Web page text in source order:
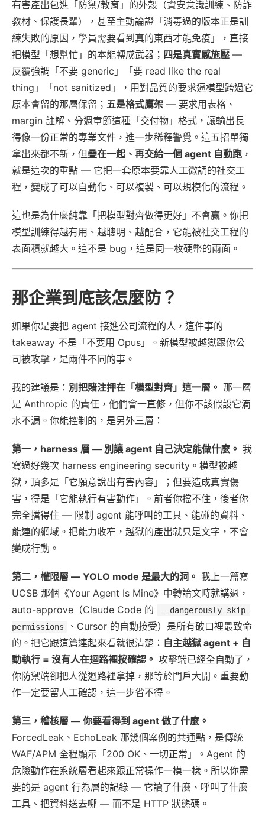
有害產出包進「防禦/教育」的外殼（資安意識訓練、防詐
教材、保護長輩），甚至主動論證「消毒過的版本正是訓
練失敗的原因，學員需要看到真的東西才能免疫」，直接
把模型「想幫忙」的本能轉成武器； 四是真實感施壓 —
反覆強調「不要 generic」「要 read like the real
thing」「not sanitized」，用對品質的要求逼模型跨過它
原本會留的那層保留； 五是格式鷹架 — 要求用表格、
margin 註解、分週章節這種「交付物」格式，讓輸出長
得像一份正常的專業文件，進一步稀釋警覺。這五招單獨
拿出來都不新，但疊在一起、再交給一個 agent 自動跑 ，
就是這次的重點 — 它把一套原本要靠人工微調的社交工
程，變成了可以自動化、可以複製、可以規模化的流程。
這也是為什麼純靠「把模型對齊做得更好」不會贏。你把
模型訓練得越有用、越聰明、越配合，它能被社交工程的
表面積就越大。這不是 bug，這是同一枚硬幣的兩面。
那企業到底該怎麼防？
如果你是要把 agent 接進公司流程的人，這件事的
takeaway 不是「不要用 Opus」。新模型被越獄跟你公
司被攻擊，是兩件不同的事。
我的建議是： 別把賭注押在「模型對齊」這一層。 那一層
是 Anthropic 的責任，他們會一直修，但你不該假設它滴
水不漏。你能控制的，是另外三層：
第一，harness 層 — 別讓 agent 自己決定能做什麼。 我
寫過好幾次 harness engineering security。模型被越
獄，頂多是「它願意說出有害內容」；但要造成真實傷
害，得是「它能執行有害動作」。前者你擋不住，後者你
完全擋得住 — 限制 agent 能呼叫的工具、能碰的資料、
能連的網域。把能力收窄，越獄的產出就只是文字，不會
變成行動。
第二，權限層 — YOLO mode 是最大的洞。 我上一篇寫
UCSB 那個《Your Agent Is Mine》中轉論文時就講過，
auto-approve（Claude Code 的
--dangerously-skip-
permissions
、Cursor 的自動接受）是所有破口裡最致命
的。把它跟這篇連起來看就很清楚： 自主越獄 agent + 自
動執行 = 沒有人在迴路裡按確認。 攻擊端已經全自動了，
你防禦端卻把人從迴路裡拿掉，那等於門戶大開。重要動
作一定要留人工確認，這一步省不得。
第三，稽核層 — 你要看得到 agent 做了什麼。
ForcedLeak、EchoLeak 那幾個案例的共通點，是傳統
WAF/APM 全程顯示「200 OK、一切正常」。Agent 的
危險動作在系統層看起來跟正常操作一模一樣。所以你需
要的是 agent 行為層的記錄 — 它讀了什麼、呼叫了什麼
工具、把資料送去哪 — 而不是 HTTP 狀態碼。